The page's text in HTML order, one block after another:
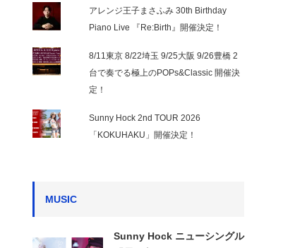
アレンジ王子まさふみ 30th Birthday
Piano Live 『Re:Birth』開催決定！
8/11東京 8/22埼玉 9/25大阪 9/26豊橋 2
台で奏でる極上のPOPs&Classic 開催決
定！
Sunny Hock 2nd TOUR 2026
「KOKUHAKU」開催決定！
MUSIC
Sunny Hock ニューシングル